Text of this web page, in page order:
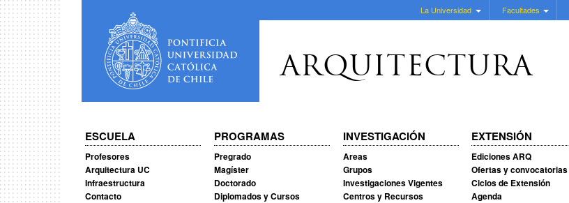
La Universidad Facultades
ARQUITECTURA
ESCUELA
Profesores
Arquitectura UC
Infraestructura
Contacto
PROGRAMAS
Pregrado
Magíster
Doctorado
Diplomados y Cursos
INVESTIGACIÓN
Areas
Grupos
Investigaciones Vigentes
Centros y Recursos
EXTENSIÓN
Ediciones ARQ
Ofertas y convocatorias
Ciclos de Extensión
Agenda